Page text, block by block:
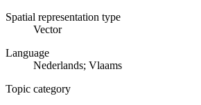
Spatial representation type
Vector
Language
Nederlands; Vlaams
Topic category